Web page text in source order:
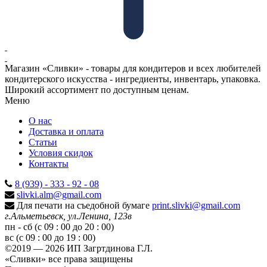
Магазин «Сливки» - товары для кондитеров и всех любителей
кондитерского искусства - ингредиенты, инвентарь, упаковка.
Широкий ассортимент по доступным ценам.
Меню
О нас
Доставка и оплата
Статьи
Условия скидок
Контакты
8 (939) - 333 - 92 - 08
slivki.alm@gmail.com
Для печати на съедобной бумаге print.slivki@gmail.com
г.Альметьевск, ул.Ленина, 123в
пн - сб (с 09 : 00 до 20 : 00)
вс (с 09 : 00 до 19 : 00)
©2019 — 2026 ИП Загртдинова Г.Л.
«Сливки» все права защищены